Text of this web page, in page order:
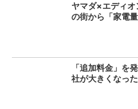
ヤマダ×エディ
の街から「家電
「追加料金」を
社が大きくなっ